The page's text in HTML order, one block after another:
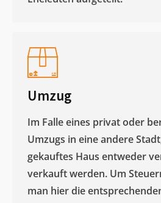
Umzug
Im Falle eines privat oder
Umzugs in eine andere
gekauftes Haus entweder
verkauft werden. Um
man hier die